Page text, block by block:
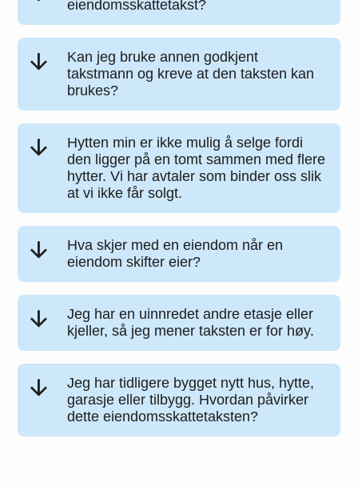
eiendomsskattetakst?
Kan jeg bruke annen godkjent
takstmann og kreve at den taksten kan
brukes?
Hytten min er ikke mulig å selge fordi
den ligger på en tomt sammen med flere
hytter. Vi har avtaler som binder oss slik
at vi ikke får solgt.
Hva skjer med en eiendom når en
eiendom skifter eier?
Jeg har en uinnredet andre etasje eller
kjeller, så jeg mener taksten er for høy.
Jeg har tidligere bygget nytt hus, hytte,
garasje eller tilbygg. Hvordan påvirker
dette eiendomsskattetaksten?